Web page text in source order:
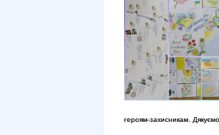
героям-захисникам.